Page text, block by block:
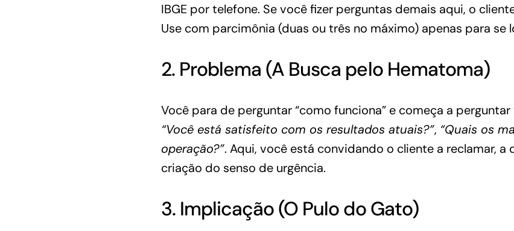
IBGE por telefone. Se você fizer perguntas demais aqui, o
Use com parcimônia (duas ou três no máximo) apenas para se
2. Problema (A Busca pelo Hematoma)
Você para de perguntar “como funciona” e começa a perguntar
“Você está satisfeito com os resultados atuais?”, “Quais os
operação?”. Aqui, você está convidando o cliente a reclamar, a
criação do senso de urgência.
3. Implicação (O Pulo do Gato)